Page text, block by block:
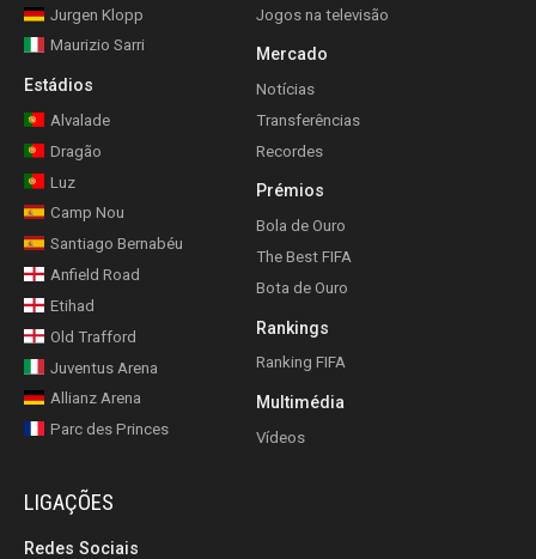
Jurgen Klopp
Maurizio Sarri
Estádios
Alvalade
Dragão
Luz
Camp Nou
Santiago Bernabéu
Anfield Road
Etihad
Old Trafford
Juventus Arena
Allianz Arena
Parc des Princes
Jogos na televisão
Mercado
Notícias
Transferências
Recordes
Prémios
Bola de Ouro
The Best FIFA
Bota de Ouro
Rankings
Ranking FIFA
Multimédia
Vídeos
LIGAÇÕES
Redes Sociais